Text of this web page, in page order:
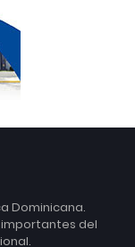
Dominicana.
del